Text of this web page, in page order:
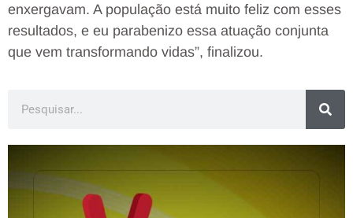
enxergavam. A população está muito feliz com esses
resultados, e eu parabenizo essa atuação conjunta
que vem transformando vidas”, finalizou.